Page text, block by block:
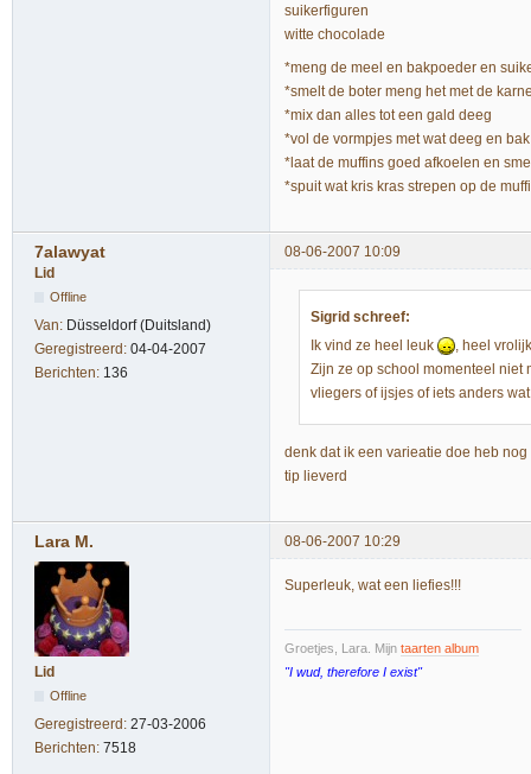
suikerfiguren
witte chocolade
*meng de meel en bakpoeder en
*smelt de boter meng het met de
*mix dan alles tot een gald deeg
*vol de vormpjes met wat deeg en
*laat de muffins goed afkoelen en
*spuit wat kris kras strepen op de
7alawyat
08-06-2007 10:09
Lid
Offline
Van: Düsseldorf (Duitsland)
Geregistreerd: 04-04-2007
Berichten: 136
Sigrid schreef:
Ik vind ze heel leuk
, heel
Zijn ze op school momenteel niet
vliegers of ijsjes of iets anders
denk dat ik een varieatie doe heb
tip lieverd
Lara M. 08-06-2007 10:29
Lid
Offline
Geregistreerd: 27-03-2006
Berichten: 7518
Superleuk, wat een liefies!!!
Groetjes, Lara. Mijn taarten album
"I wud, therefore I exist"